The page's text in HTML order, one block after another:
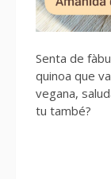
Senta de
quinoa que
vegana,
tu també?